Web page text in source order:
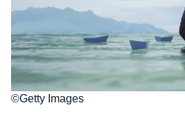
©Getty Images